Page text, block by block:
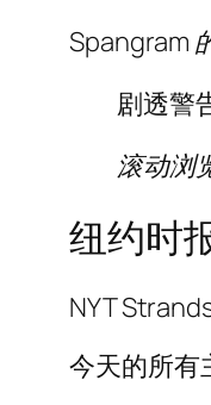
Spangram
剧透警
滚动浏
纽约时
NYT
今天的所有